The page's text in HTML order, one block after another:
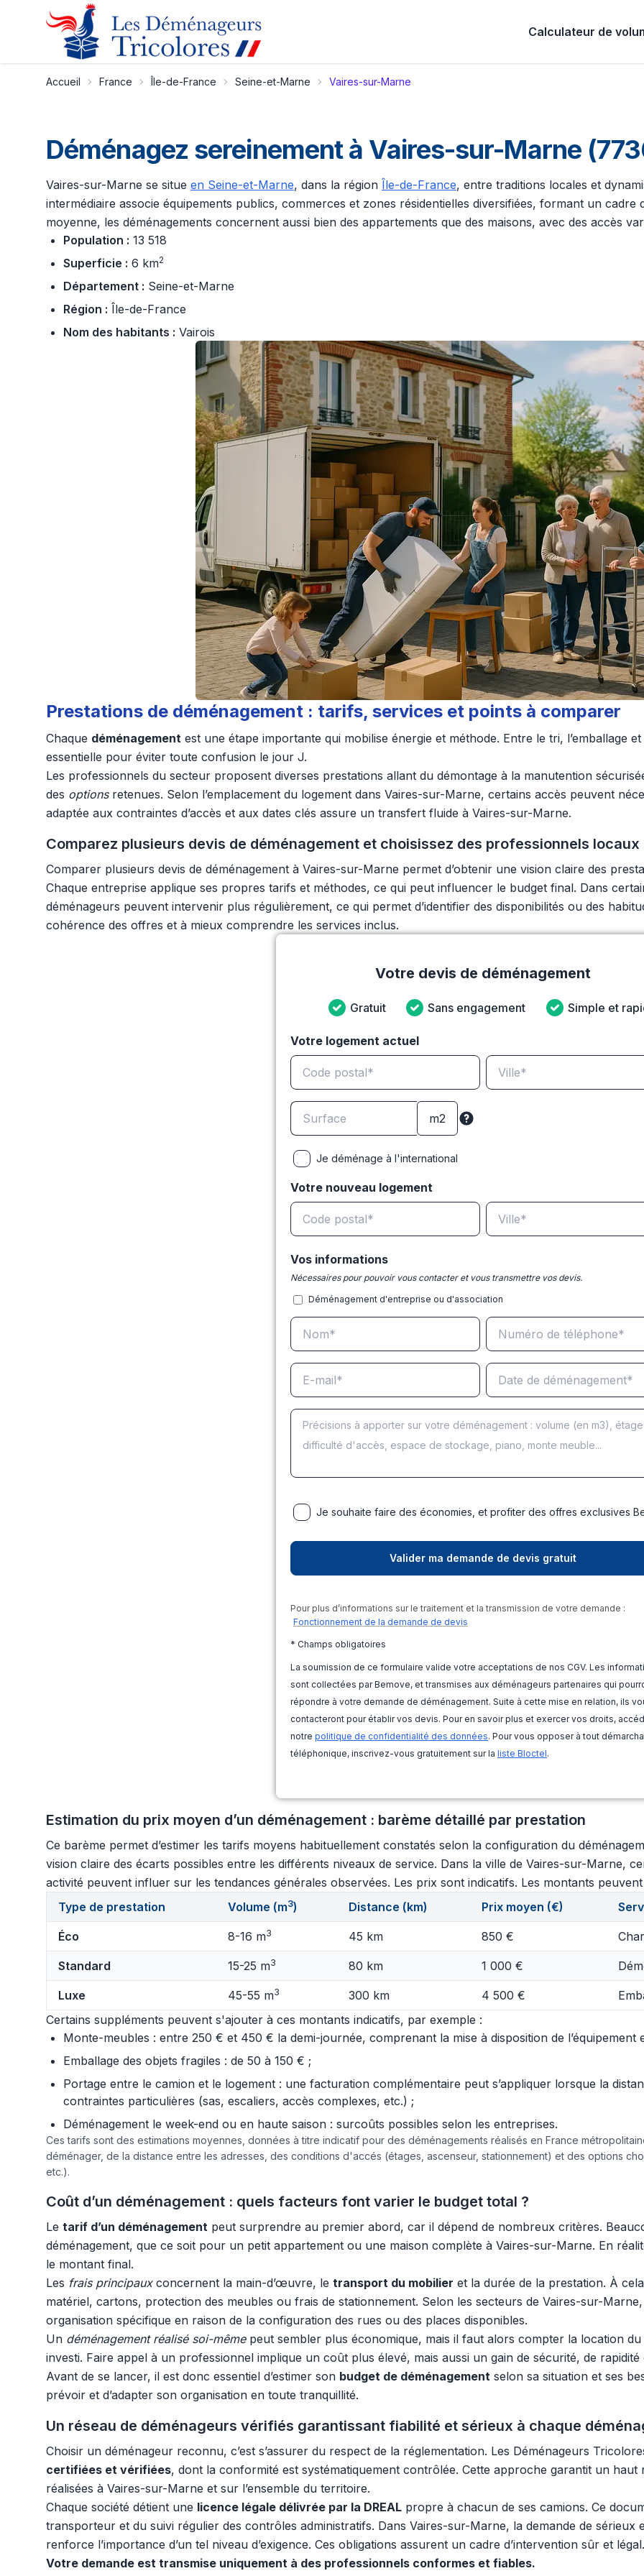
Calculateur de
Accueil France Île-de-France Seine-et-Marne Vaires-sur-Marne
Déménagez sereinement à Vaires-sur-Marne
Vaires-sur-Marne se situe en Seine-et-Marne, dans la région Île-de-France, entre traditions locales et
intermédiaire associe équipements publics, commerces et zones résidentielles diversifiées, formant un cadre
moyenne, les déménagements concernent aussi bien des appartements que des maisons, avec des accès
Population : 13 518
Superficie : 6 km2
Département : Seine-et-Marne
Région : Île-de-France
Nom des habitants : Vairois
Prestations de déménagement : tarifs, services et points à comparer
Chaque déménagement est une étape importante qui mobilise énergie et méthode. Entre le tri, l’emballage
essentielle pour éviter toute confusion le jour J.
Les professionnels du secteur proposent diverses prestations allant du démontage à la manutention
des optionsretenues. Selon l’emplacement du logement dans Vaires-sur-Marne, certains accès peuvent
adaptée aux contraintes d’accès et aux dates clés assure un transfert fluide à Vaires-sur-Marne.
Comparez plusieurs devis de déménagement et choisissez des professionnels locaux
Comparer plusieurs devis de déménagement à Vaires-sur-Marne permet d’obtenir une vision claire des
Chaque entreprise applique ses propres tarifs et méthodes, ce qui peut influencer le budget final. Dans
déménageurs peuvent intervenir plus régulièrement, ce qui permet d’identifier des disponibilités ou des
cohérence des offres et à mieux comprendre les services inclus.
Votre devis de déménagement
Gratuit Sans engagement Simple et
Votre logement actuel
Je déménage à l'international
Votre nouveau logement
Vos informations
Nécessaires pour pouvoir vous contacter et vous transmettre vos devis.
Déménagement d'entreprise ou d'association
Je souhaite faire des économies, et profiter des offres exclusives
Pour plus d’informations sur le traitement et la transmission de votre demande :
Fonctionnement de la demande de devis
* Champs obligatoires
La soumission de ce formulaire valide votre acceptations de nos CGV. Les
sont collectées par Bemove, et transmises aux déménageurs partenaires qui
répondre à votre demande de déménagement. Suite à cette mise en relation, ils
contacteront pour établir vos devis. Pour en savoir plus et exercer vos droits,
notre politique de confidentialité des données. Pour vous opposer à tout
téléphonique, inscrivez-vous gratuitement sur la liste Bloctel.
Estimation du prix moyen d’un déménagement : barème détaillé par prestation
Ce barème permet d’estimer les tarifs moyens habituellement constatés selon la configuration du
vision claire des écarts possibles entre les différents niveaux de service. Dans la ville de Vaires-sur-Marne,
activité peuvent influer sur les tendances générales observées. Les prix sont indicatifs. Les montants
Type de prestation
Volume (m3) Distance (km) Prix moyen (€)
Éco 8-16 m3 45 km 850 €
Standard 15-25 m3 80 km 1 000 €
Luxe 45-55 m3 300 km 4 500 €
Certains suppléments peuvent s'ajouter à ces montants indicatifs, par exemple :
Monte-meubles : entre 250 € et 450 € la demi-journée, comprenant la mise à disposition de l’équipement
Emballage des objets fragiles : de 50 à 150 € ;
Portage entre le camion et le logement : une facturation complémentaire peut s’appliquer lorsque la
contraintes particulières (sas, escaliers, accès complexes, etc.) ;
Déménagement le week-end ou en haute saison : surcoûts possibles selon les entreprises.
Ces tarifs sont des estimations moyennes, données à titre indicatif pour des déménagements réalisés en France
déménager, de la distance entre les adresses, des conditions d'accés (étages, ascenseur, stationnement) et des options
etc.).
Coût d’un déménagement : quels facteurs font varier le budget total ?
Le tarif d’un déménagement peut surprendre au premier abord, car il dépend de nombreux critères.
déménagement, que ce soit pour un petit appartement ou une maison complète à Vaires-sur-Marne. En
le montant final.
Les frais principauxconcernent la main-d’œuvre, le transport du mobilier et la durée de la prestation. À
matériel, cartons, protection des meubles ou frais de stationnement. Selon les secteurs de Vaires-sur-
organisation spécifique en raison de la configuration des rues ou des places disponibles.
Un déménagement réalisé soi-mêmepeut sembler plus économique, mais il faut alors compter la location
investi. Faire appel à un professionnel implique un coût plus élevé, mais aussi un gain de sécurité, de rapidité
Avant de se lancer, il est donc essentiel d’estimer son budget de déménagement selon sa situation et ses
prévoir et d’adapter son organisation en toute tranquillité.
Un réseau de déménageurs vérifiés garantissant fiabilité et sérieux à chaque
Choisir un déménageur reconnu, c’est s’assurer du respect de la réglementation. Les Déménageurs
certifiées et vérifiées, dont la conformité est systématiquement contrôlée. Cette approche garantit un
réalisées à Vaires-sur-Marne et sur l’ensemble du territoire.
Chaque société détient une licence légale délivrée par la DREAL propre à chacun de ses camions. Ce
transporteur et du suivi régulier des contrôles administratifs. Dans Vaires-sur-Marne, la demande de sérieux
renforce l’importance d’un tel niveau d’exigence. Ces obligations assurent un cadre d’intervention sûr et légal.
Votre demande est transmise uniquement à des professionnels conformes et fiables.